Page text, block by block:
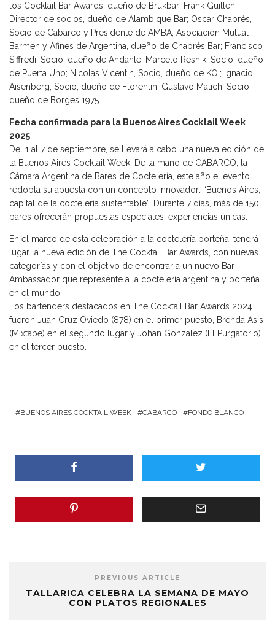
los Cocktail Bar Awards, dueño de Brukbar; Frank Guillén
Director de socios, dueño de Alambique Bar; Oscar Chabrés,
Socio de Cabarco y Presidente de AMBA, Asociación Mutual
Barmen y Afines de Argentina, dueño de Chabrés Bar; Francisco
Siffredi, Socio, dueño de Andante; Marcelo Resnik, Socio, dueño
de Puerta Uno; Nicolas Vicentin, Socio, dueño de KOI; Ignacio
Aisenberg, Socio, dueño de Florentin; Gustavo Matich, Socio,
dueño de Borges 1975.
Fecha confirmada para la Buenos Aires Cocktail Week
2025
Del 1 al 7 de septiembre, se llevará a cabo una nueva edición de
la Buenos Aires Cocktail Week. De la mano de CABARCO, la
Cámara Argentina de Bares de Coctelería, este año el evento
redobla su apuesta con un concepto innovador: “Buenos Aires,
capital de la coctelería sustentable”. Durante 7 días, más de 150
bares ofrecerán propuestas especiales, experiencias únicas.
En el marco de esta celebración a la coctelería porteña, tendrá
lugar la nueva edición de The Cocktail Bar Awards, con nuevas
categorías y con el objetivo de encontrar a un nuevo Bar
Ambassador que represente a la coctelería argentina y porteña
en el mundo.
Los bartenders destacados en The Cocktail Bar Awards 2024
fueron Juan Cruz Oviedo (878) en el primer puesto, Brenda Asis
(Mixtape) en el segundo lugar y Johan Gonzalez (El Purgatorio)
en el tercer puesto.
BUENOS AIRES COCKTAIL WEEK CABARCO FONDO BLANCO
PREVIOUS ARTICLE
TALLARICA CELEBRA LA SEMANA DE MAYO
CON PLATOS REGIONALES